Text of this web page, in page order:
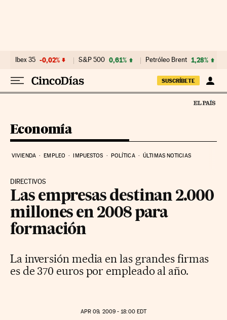
Ibex 35 -0,02% S&P 500 0,61% Petróleo Brent 1,28%
SUSCRÍBETE
Economía
VIVIENDA EMPLEO IMPUESTOS POLÍTICA ÚLTIMAS NOTICIAS
DIRECTIVOS
Las empresas destinan 2.000
millones en 2008 para
formación
La inversión media en las grandes firmas
es de 370 euros por empleado al año.
APR 09, 2009 - 18:00EDT